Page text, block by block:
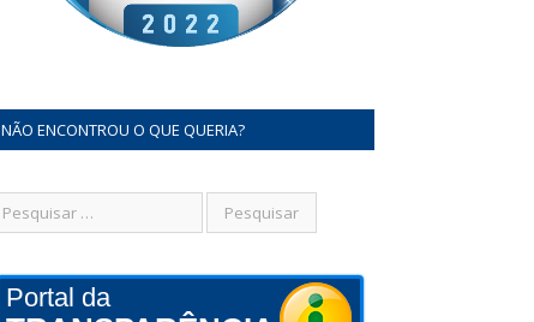
NÃO ENCONTROU O QUE QUERIA?
Portal da